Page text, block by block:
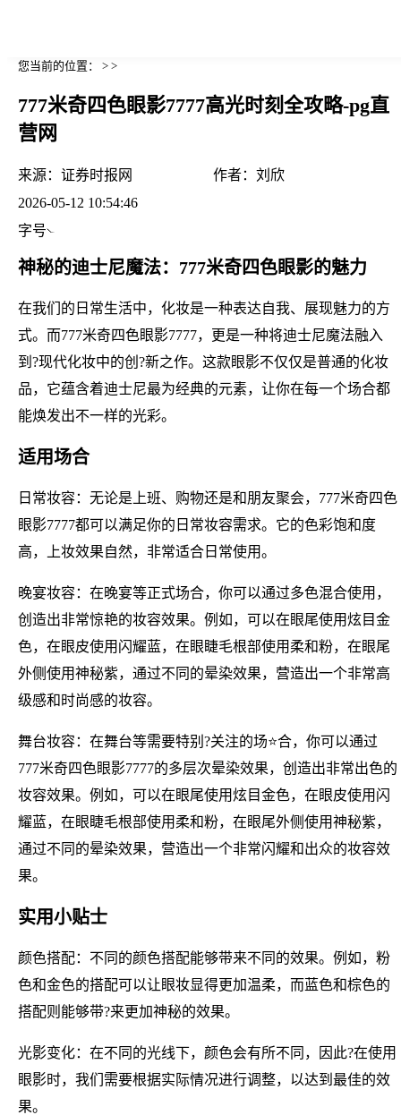
您当前的位置： > >
777米奇四色眼影7777高光时刻全攻略-pg直
营网
来源： 证券时报网 作者： 刘欣
2026-05-12 10:54:46
字号
神秘的迪士尼魔法：777米奇四色眼影的魅力
在我们的日常生活中，化妆是一种表达自我、展现魅力的方
式。而777米奇四色眼影7777，更是一种将迪士尼魔法融入
到?现代化妆中的创?新之作。这款眼影不仅仅是普通的化妆
品，它蕴含着迪士尼最为经典的元素，让你在每一个场合都
能焕发出不一样的光彩。
适用场合
日常妆容：无论是上班、购物还是和朋友聚会，777米奇四色
眼影7777都可以满足你的日常妆容需求。它的色彩饱和度
高，上妆效果自然，非常适合日常使用。
晚宴妆容：在晚宴等正式场合，你可以通过多色混合使用，
创造出非常惊艳的妆容效果。例如，可以在眼尾使用炫目金
色，在眼皮使用闪耀蓝，在眼睫毛根部使用柔和粉，在眼尾
外侧使用神秘紫，通过不同的晕染效果，营造出一个非常高
级感和时尚感的妆容。
舞台妆容：在舞台等需要特别?关注的场⭐合，你可以通过
777米奇四色眼影7777的多层次晕染效果，创造出非常出色的
妆容效果。例如，可以在眼尾使用炫目金色，在眼皮使用闪
耀蓝，在眼睫毛根部使用柔和粉，在眼尾外侧使用神秘紫，
通过不同的晕染效果，营造出一个非常闪耀和出众的妆容效
果。
实用小贴士
颜色搭配：不同的颜色搭配能够带来不同的效果。例如，粉
色和金色的搭配可以让眼妆显得更加温柔，而蓝色和棕色的
搭配则能够带?来更加神秘的效果。
光影变化：在不同的光线下，颜色会有所不同，因此?在使用
眼影时，我们需要根据实际情况进行调整，以达到最佳的效
果。